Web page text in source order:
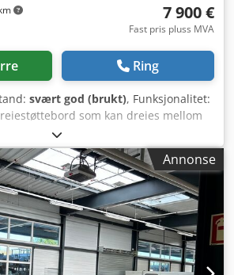
7 900 €
Fast pris pluss MVA
Ring
svært god (brukt), Funksjonalitet:
som kan dreies mellom
bearbeiding av tre sider i én
hastigheter, 6 000 eller
per minutt, gir mulighet for
stål- og aluminiumprofiler. 4
Pneumatisk materialklemming.
Profilbredde: 30-120 mm.
Stanglengde: 490 - 3.000 mm.
S Ijfx Acterf
Annonse